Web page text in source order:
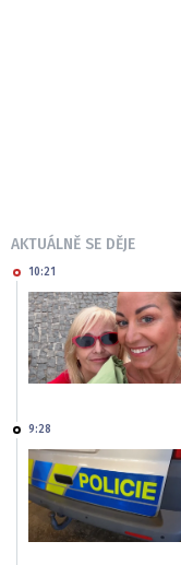
AKTUÁLNĚ SE DĚJE
10:21
9:28